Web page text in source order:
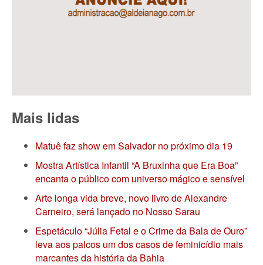
Mais lidas
Matuê faz show em Salvador no próximo dia 19
Mostra Artística Infantil “A Bruxinha que Era Boa”
encanta o público com universo mágico e sensível
Arte longa vida breve, novo livro de Alexandre
Carneiro, será lançado no Nosso Sarau
Espetáculo “Júlia Fetal e o Crime da Bala de Ouro”
leva aos palcos um dos casos de feminicídio mais
marcantes da história da Bahia